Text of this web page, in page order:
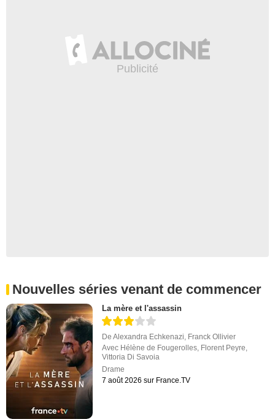
Nouvelles séries venant de commencer
La mère et l'assassin
DeAlexandra Echkenazi Franck Ollivier
Avec Hélène de Fougerolles Florent Peyre
Vittoria Di Savoia
Drame
7 août 2026 sur France.TV